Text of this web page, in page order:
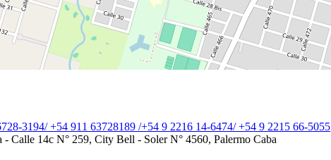
3194/ +54 911 63728189 /+54 9 2216 14-6474/ +54 9 2215 66-5055
- Calle 14c N° 259, City Bell - Soler N° 4560, Palermo Caba